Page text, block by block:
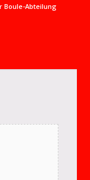
Boule-Abteilung